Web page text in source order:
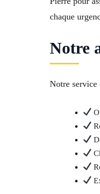
chaque
Notre
Notre service